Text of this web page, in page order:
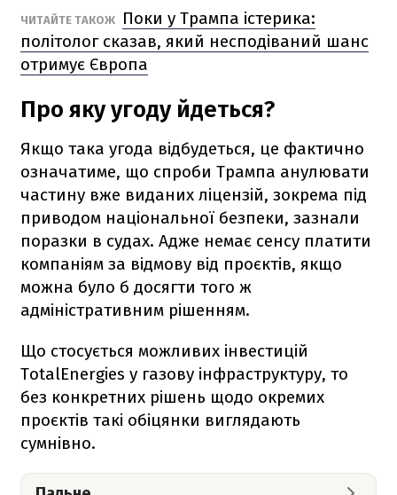
ЧИТАЙТЕ ТАКОЖ
Поки у Трампа істерика:
політолог сказав, який несподіваний шанс
отримує Європа
Про яку угоду йдеться?
Якщо така угода відбудеться, це фактично
означатиме, що спроби Трампа анулювати
частину вже виданих ліцензій, зокрема під
приводом національної безпеки, зазнали
поразки в судах. Адже немає сенсу платити
компаніям за відмову від проєктів, якщо
можна було б досягти того ж
адміністративним рішенням.
Що стосується можливих інвестицій
TotalEnergies у газову інфраструктуру, то
без конкретних рішень щодо окремих
проєктів такі обіцянки виглядають
сумнівно.